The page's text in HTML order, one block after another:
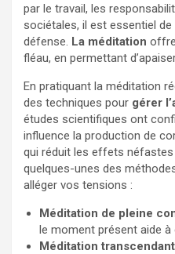
par le travail, les
sociétales, il est essentiel
défense. La méditation
fléau, en permettant
En pratiquant la méditation
des techniques pour gérer
études scientifiques ont
influence la production de
qui réduit les effets néfastes
quelques-unes des
alléger vos tensions :
Méditation de pleine
le moment présent aide à
Méditation